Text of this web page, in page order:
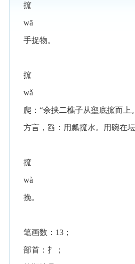
搲
wā
手捉物。
搲
wǎ
爬：“余挟二樵子从壑底搲而上
方言，舀：用瓢搲水。用碗在坛
搲
wà
挽。
笔画数：13；
部首：扌；